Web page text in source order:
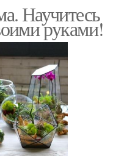
Научитесь
руками!